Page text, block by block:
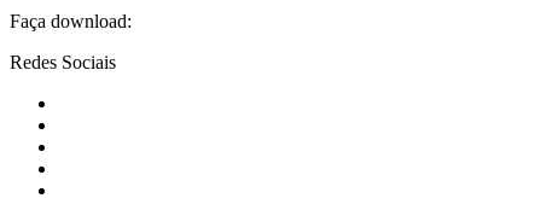
Faça download:
Redes Sociais